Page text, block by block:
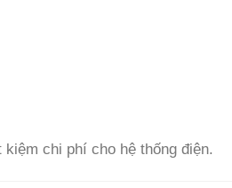
chi phí cho hệ thống điện.